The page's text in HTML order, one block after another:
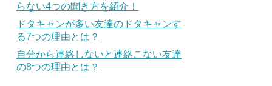
らない4つの聞き方を紹介！
ドタキャンが多い友達のドタキャンす
る7つの理由とは？
自分から連絡しないと連絡こない友達
の8つの理由とは？